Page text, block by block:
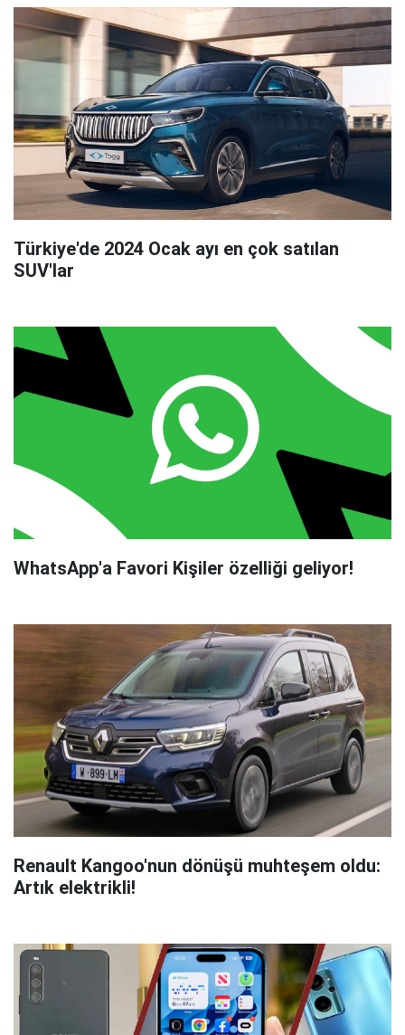
Türkiye'de 2024 Ocak ayı en çok satılan
SUV'lar
WhatsApp'a Favori Kişiler özelliği geliyor!
Renault Kangoo'nun dönüşü muhteşem oldu:
Artık elektrikli!